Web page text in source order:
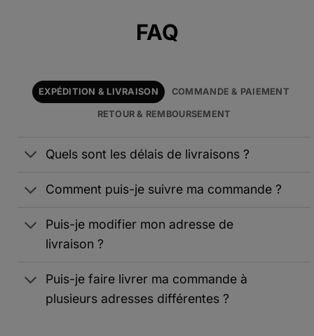
FAQ
EXPÉDITION & LIVRAISON COMMANDE & PAIEMENT
RETOUR & REMBOURSEMENT
Quels sont les délais de livraisons ?
Comment puis-je suivre ma commande ?
Puis-je modifier mon adresse de
livraison ?
Puis-je faire livrer ma commande à
plusieurs adresses différentes ?